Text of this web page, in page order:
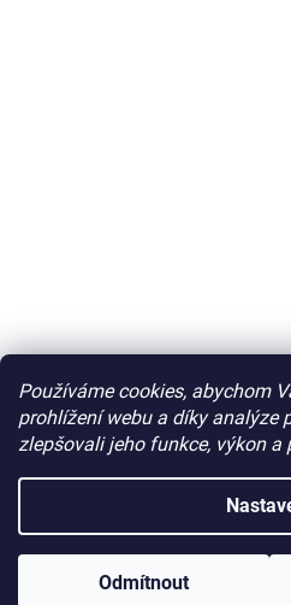
Používáme cookies, abychom
prohlížení webu a díky analýze
zlepšovali jeho funkce, výkon a
Odmítnout